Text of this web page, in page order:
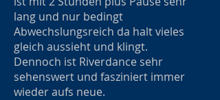
lang und nur bedingt
Abwechslungsreich da halt vieles
gleich aussieht und klingt.
Dennoch ist Riverdance sehr
sehenswert und fasziniert immer
wieder aufs neue.